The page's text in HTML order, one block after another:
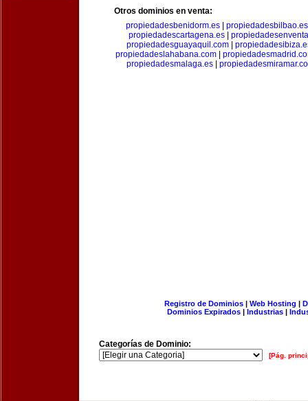
Otros dominios en venta:
propiedadesbenidorm.es
propiedadesbilbao.es
propiedadescartagena.es|
propiedadesguayaquil.com
propiedadeslahabana.com|
propiedadesmalaga.es|
Registro de Dominios| Web Hosting |
Dominios Expirados | Industrias |
Categorías de Dominio:
[Pág.